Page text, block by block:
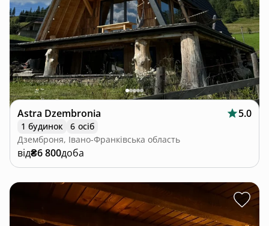
Astra Dzembronia 5.0
1 будинок
6 осіб
Дземброня, Івано-Франківська область
від₴6 800доба